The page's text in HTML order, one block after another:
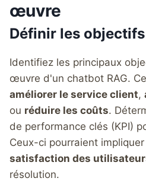
œuvre
Définir les objectifs
Identifiez les principaux
œuvre d'un chatbot RAG.
améliorer le service client,
ou réduire les coûts.
de performance clés (KPI)
Ceux-ci pourraient impliquer
satisfaction des
résolution.